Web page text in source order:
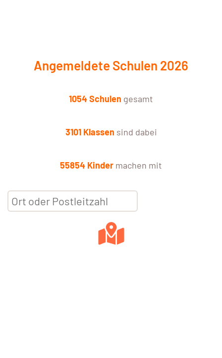
Angemeldete Schulen 2026
1054 Schulen gesamt
3101 Klassen sind dabei
55854 Kinder machen mit